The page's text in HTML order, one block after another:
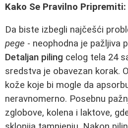
Kako Se Pravilno
Da biste izbegli najčešći
pege - neophodna je pažljiva
Detaljan piling celog tela 24
sredstva je obavezan korak.
kože koje bi mogle da
neravnomerno. Posebnu
zglobove, kolena i laktove,